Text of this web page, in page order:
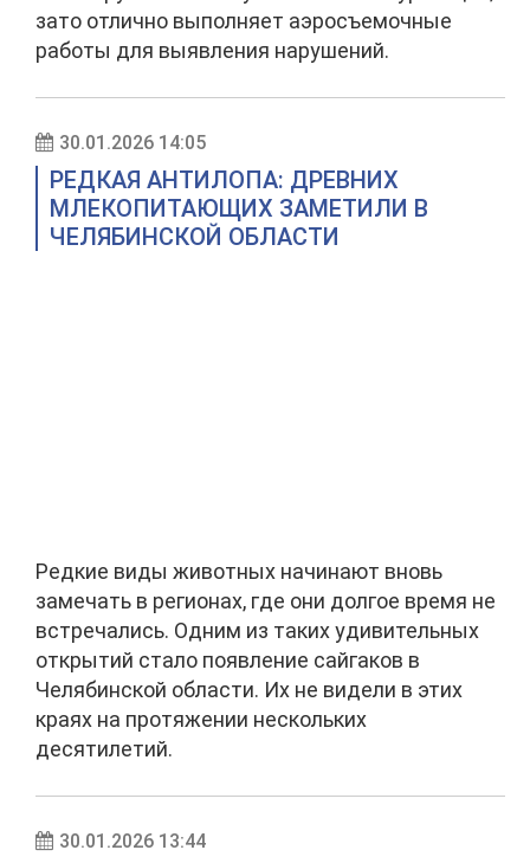
зато отлично выполняет аэросъемочные
работы для выявления нарушений.
30.01.2026 14:05
РЕДКАЯ АНТИЛОПА: ДРЕВНИХ
МЛЕКОПИТАЮЩИХ ЗАМЕТИЛИ В
ЧЕЛЯБИНСКОЙ ОБЛАСТИ
Редкие виды животных начинают вновь
замечать в регионах, где они долгое время не
встречались. Одним из таких удивительных
открытий стало появление сайгаков в
Челябинской области. Их не видели в этих
краях на протяжении нескольких
десятилетий.
30.01.2026 13:44